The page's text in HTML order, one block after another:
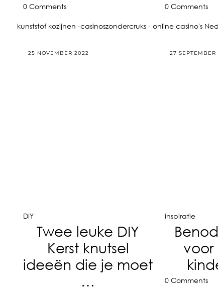
0 Comments 0 Comments
kunststof kozijnen -casinoszondercruks - online casino's
25 NOVEMBER 2022
DIY
Twee leuke DIY
Kerst knutsel
ideeën die je moet
…
27 SEPTEMBER
inspiratie
voor
0 Comments